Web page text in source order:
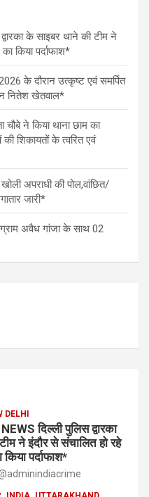
के साइबर थाने की टीम ने
किया पर्दाफाश*
के दौरान उत्कृष्ट एवं समर्पित
नितेश खेतवाल*
ने किया थाना छाम का
शिकायतों के त्वरित एवं
अपराधी की पोल,वांछित/
जारी*
अवैध गांजा के साथ 02
DELHI
दिल्ली पुलिस द्वारका
ने इंदौर से संचालित हो रहे
पर्दाफाश*